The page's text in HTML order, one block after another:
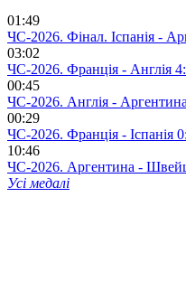
01:49
ЧС-2026. Фінал. Іспанія -
03:02
ЧС-2026. Франція - Англія
00:45
ЧС-2026. Англія -
00:29
ЧС-2026. Франція - Іспанія
10:46
ЧС-2026. Аргентина -
Усі медалі